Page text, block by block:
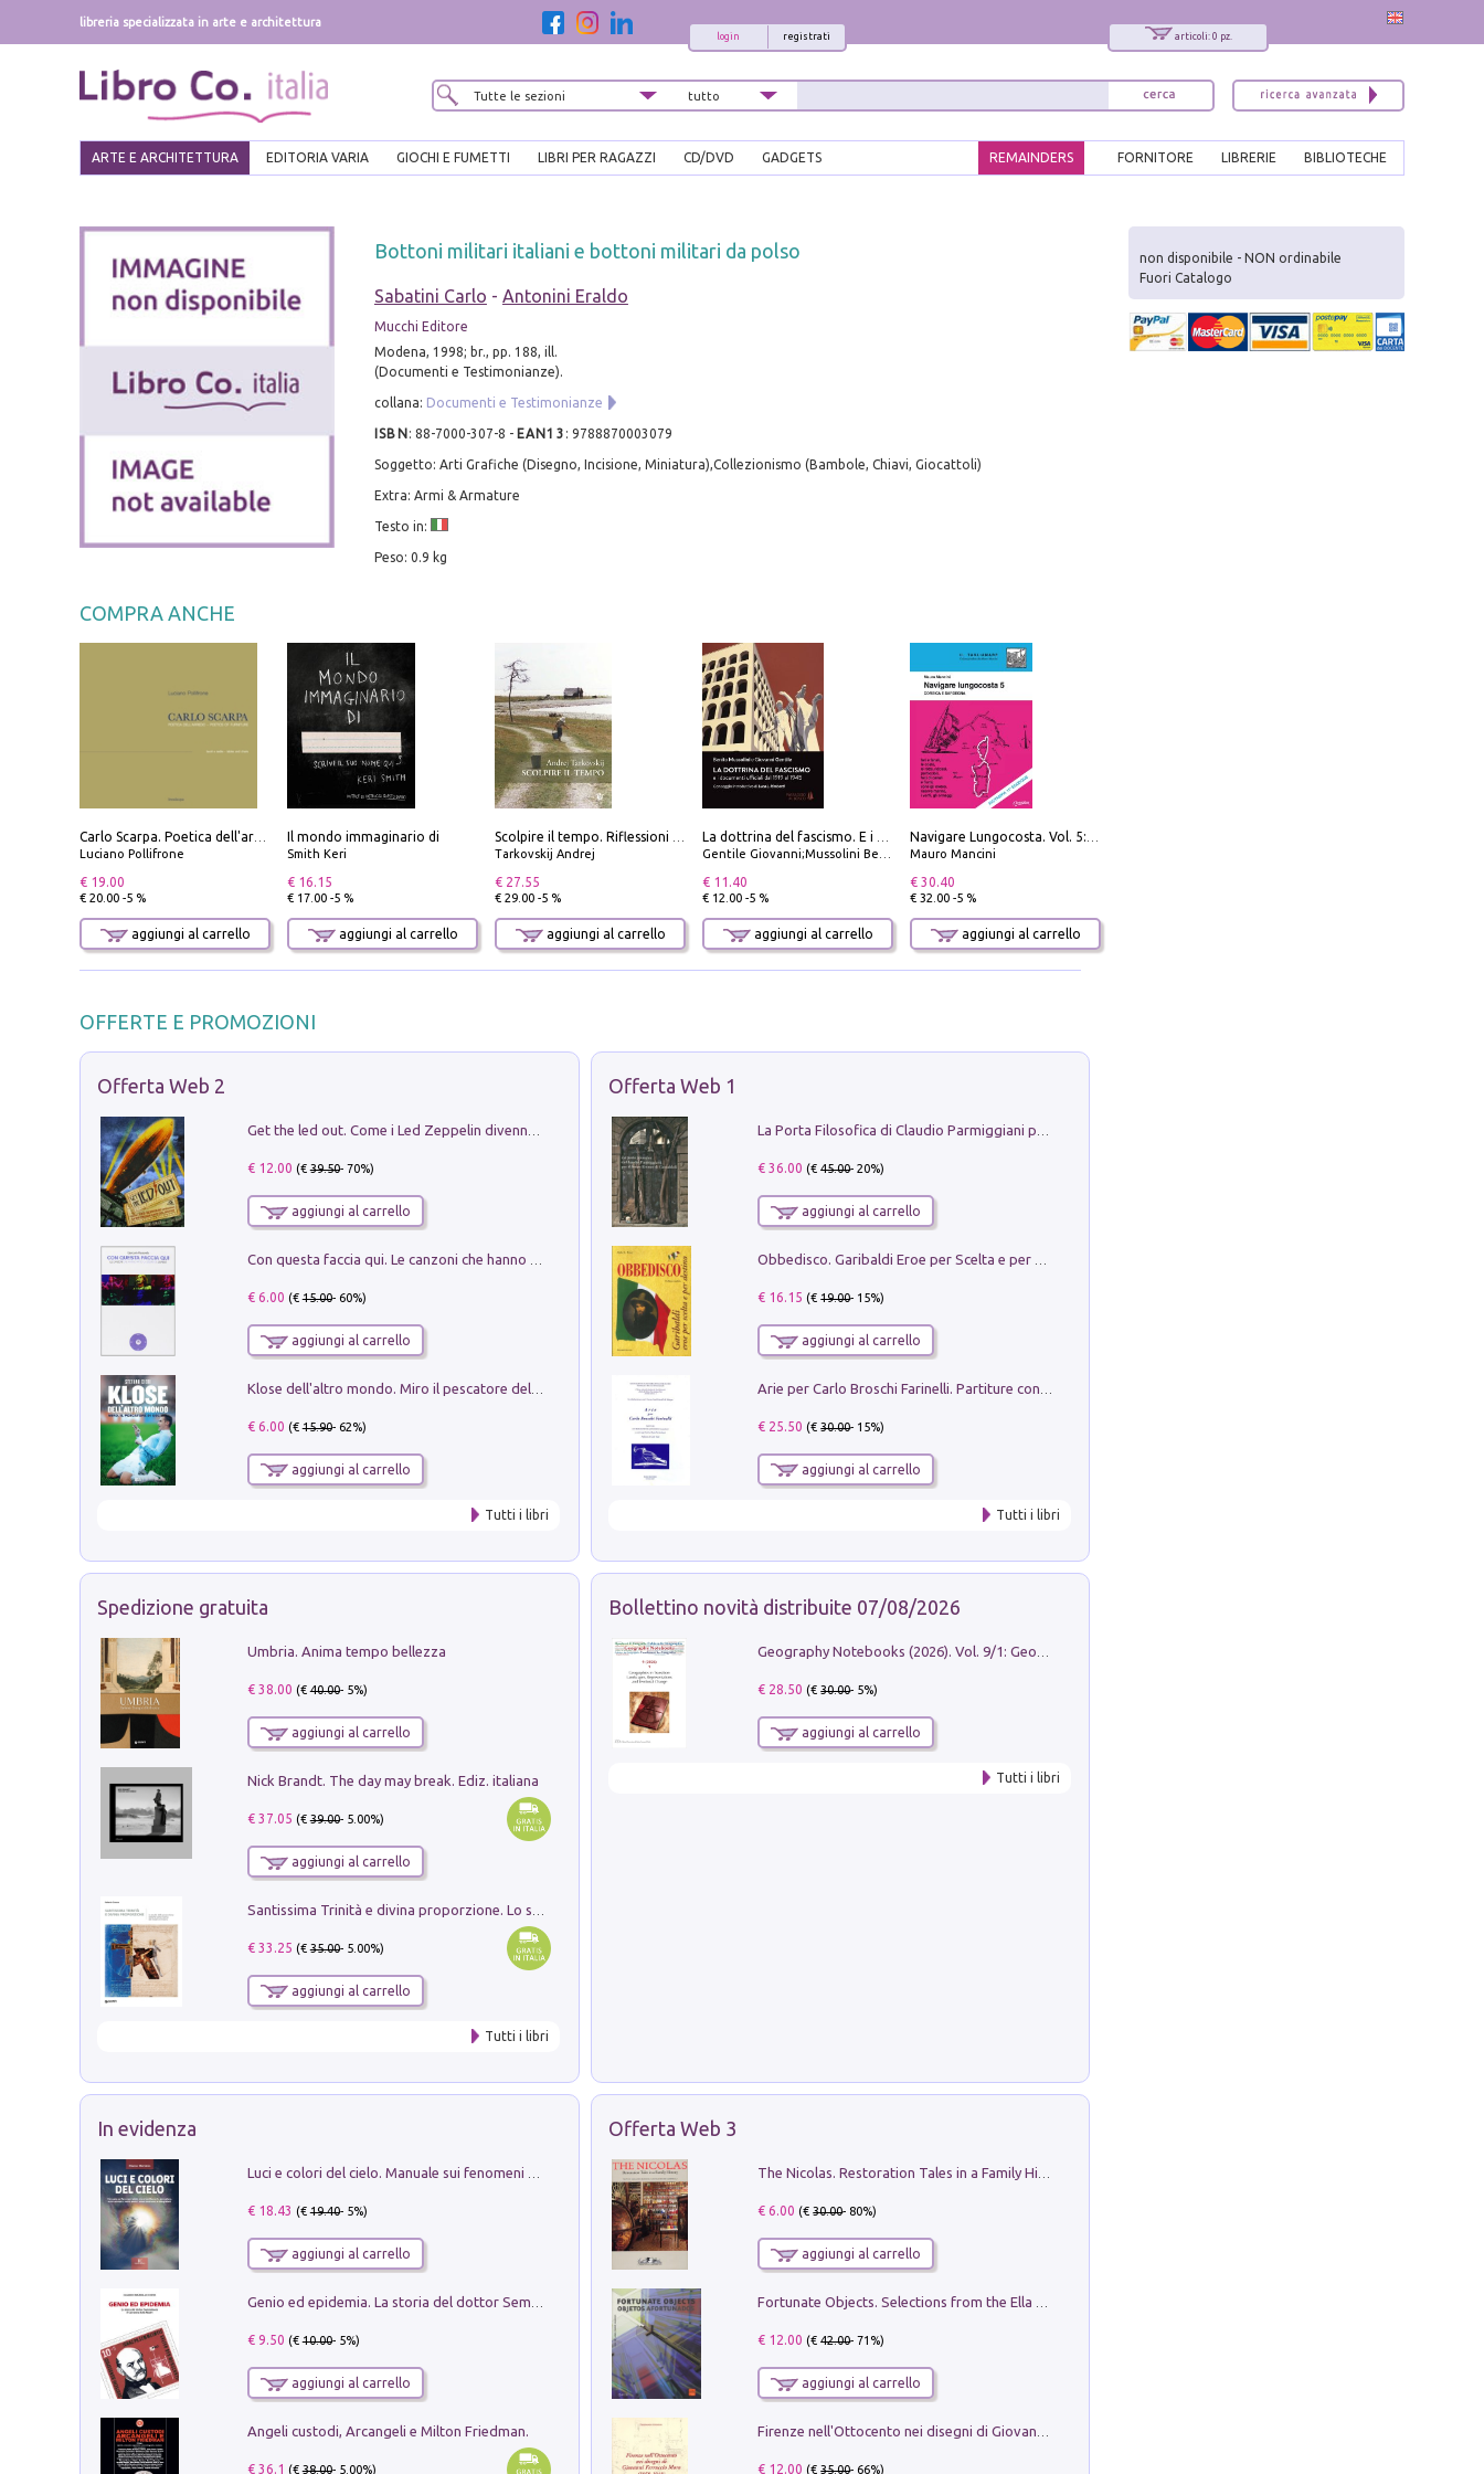
libreria specializzata in arte e architettura
articoli: 0 pz.
registrati
login
ARTE E ARCHITETTURA EDITORIA VARIA GIOCHI E FUMETTI LIBRI PER RAGAZZI CD/DVD GADGETS BIBLIOTECHE
LIBRERIE
FORNITORE
REMAINDERS
Bottoni militari italiani e bottoni militari da polso
Sabatini Carlo - Antonini Eraldo
Mucchi Editore
Modena, 1998; br., pp. 188, ill.
(Documenti e Testimonianze).
collana: Documenti e Testimonianze
ISBN : 88-7000-307-8 - EAN13 : 9788870003079
Soggetto: Arti Grafiche (Disegno, Incisione, Miniatura),Collezionismo (Bambole, Chiavi, Giocattoli)
Extra: Armi & Armature
Testo in:
Peso: 0.9 kg
COMPRA ANCHE
Luciano Pollifrone
€ 19.00
€ 20.00 -5 %
aggiungi al carrello
Il mondo immaginario di
Smith Keri
€ 16.15
€ 17.00 -5 %
aggiungi al carrello
Tarkovskij Andrej
€ 27.55
€ 29.00 -5 %
aggiungi al carrello
Gentile Giovanni;Mussolini Benito
€ 11.40
€ 12.00 -5 %
aggiungi al carrello
Mauro Mancini
€ 30.40
€ 32.00 -5 %
aggiungi al carrello
OFFERTE E PROMOZIONI
Offerta Web 2
€ 12.00 (€39.50- 70%)
aggiungi al carrello
€ 6.00 (€15.00- 60%)
aggiungi al carrello
Klose dell'altro mondo. Miro il pescatore del goal
€ 6.00 (€15.90- 62%)
aggiungi al carrello
Tutti i libri
Offerta Web 1
€ 36.00 (€45.00- 20%)
aggiungi al carrello
€ 16.15 (€19.00- 15%)
aggiungi al carrello
€ 25.50 (€30.00- 15%)
aggiungi al carrello
Tutti i libri
Spedizione gratuita
Umbria. Anima tempo bellezza
€ 38.00 (€40.00- 5%)
aggiungi al carrello
Nick Brandt. The day may break. Ediz. italiana
€ 37.05 (€39.00- 5.00%)
aggiungi al carrello
€ 33.25 (€35.00- 5.00%)
aggiungi al carrello
Tutti i libri
Bollettino novità distribuite 07/08/2026
€ 28.50 (€30.00- 5%)
aggiungi al carrello
Tutti i libri
In evidenza
€ 18.43 (€19.40- 5%)
aggiungi al carrello
€ 9.50 (€10.00- 5%)
aggiungi al carrello
Angeli custodi, Arcangeli e Milton Friedman.
€ 36.1 (€38.00- 5.00%)
Offerta Web 3
€ 6.00 (€30.00- 80%)
aggiungi al carrello
€ 12.00 (€42.00- 71%)
aggiungi al carrello
€ 12.00 (€35.00- 66%)
non disponibile - NON ordinabile
Fuori Catalogo
x
Interessato ai nostri libri?
Allora iscriviti alla nostra newsletter!
Sarai informato delle nostre novità, potrai
comunque cancellarti quando desideri.